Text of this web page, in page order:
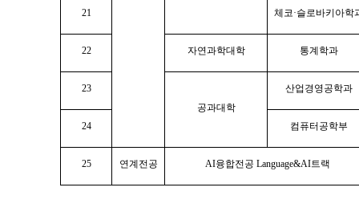
21 체코·슬로바키아학
22 자연과학대학 통계학과
23
공과대학
산업경영공학과
24 컴퓨터공학부
25 연계전공 AI융합전공 Language&AI트랙